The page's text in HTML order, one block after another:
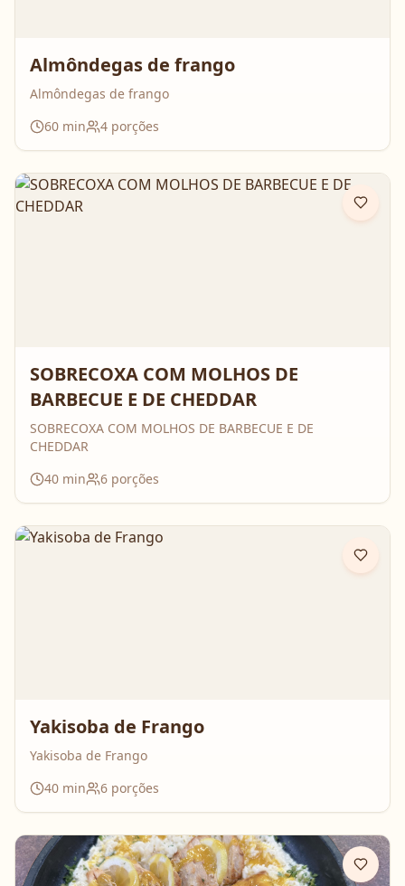
Almôndegas de frango
Almôndegas de frango
60 min 4 porções
SOBRECOXA COM MOLHOS DE
BARBECUE E DE CHEDDAR
SOBRECOXA COM MOLHOS DE BARBECUE E DE
CHEDDAR
40 min 6 porções
Yakisoba de Frango
Yakisoba de Frango
40 min 6 porções